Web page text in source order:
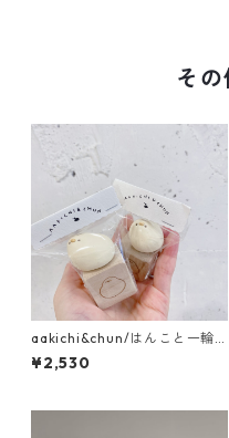
そ
aakichi&chun/はんこと一輪
挿しのｾｯﾄ
¥2,530